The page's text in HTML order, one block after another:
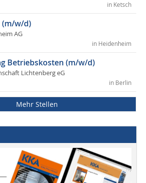
in Ketsch
(m/w/d)
AG
in Heidenheim
Betriebskosten (m/w/d)
Lichtenberg eG
in Berlin
Mehr Stellen